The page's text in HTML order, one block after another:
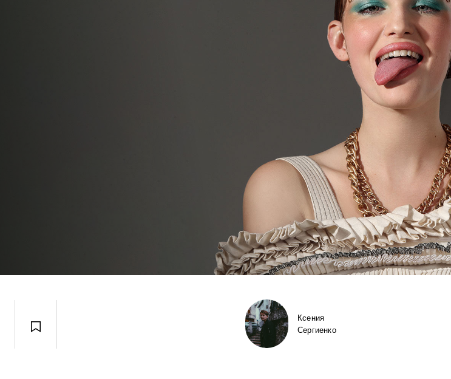
Ксения
Сергиенко